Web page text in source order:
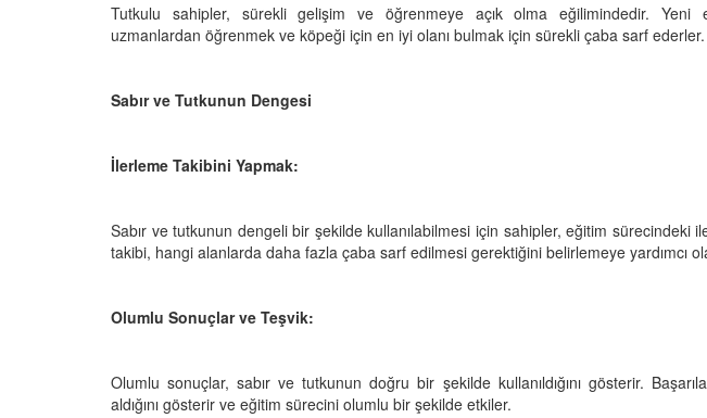
Tutkulu sahipler, sürekli gelişim ve öğrenmeye açık olma eğilimindedir. Yeni
uzmanlardan öğrenmek ve köpeği için en iyi olanı bulmak için sürekli çaba sarf ederler.
Sabır ve Tutkunun Dengesi
İlerleme Takibini Yapmak:
Sabır ve tutkunun dengeli bir şekilde kullanılabilmesi için sahipler, eğitim sürecindeki
takibi, hangi alanlarda daha fazla çaba sarf edilmesi gerektiğini belirlemeye yardımcı
Olumlu Sonuçlar ve Teşvik:
Olumlu sonuçlar, sabır ve tutkunun doğru bir şekilde kullanıldığını gösterir.
aldığını gösterir ve eğitim sürecini olumlu bir şekilde etkiler.